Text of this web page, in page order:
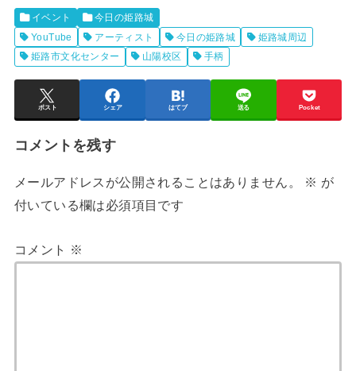
イベント
今日の姫路城
YouTube
アーティスト 今日の姫路城
姫路城周辺
姫路市文化センター
山陽校区 手柄
ポスト シェア はてブ 送る Pocket
コメントを残す
メールアドレスが公開されることはありません。 ※ が
付いている欄は必須項目です
コメント ※